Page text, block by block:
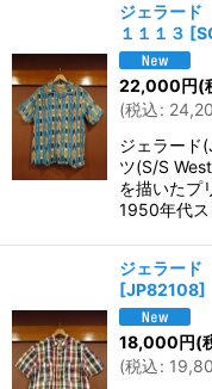
ジェラー
１１１３ [
22,000円(
(税込:
ジェラード
ツ(S/S
を描いたプ
1950年代
ジェラー
[JP82108]
18,000円(
(税込: